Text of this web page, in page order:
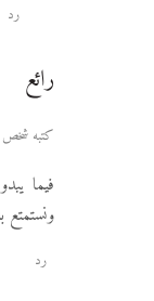
رد
رائع
كتبه شخص مجهول يوم 05
فيما
ونستمتع
رد